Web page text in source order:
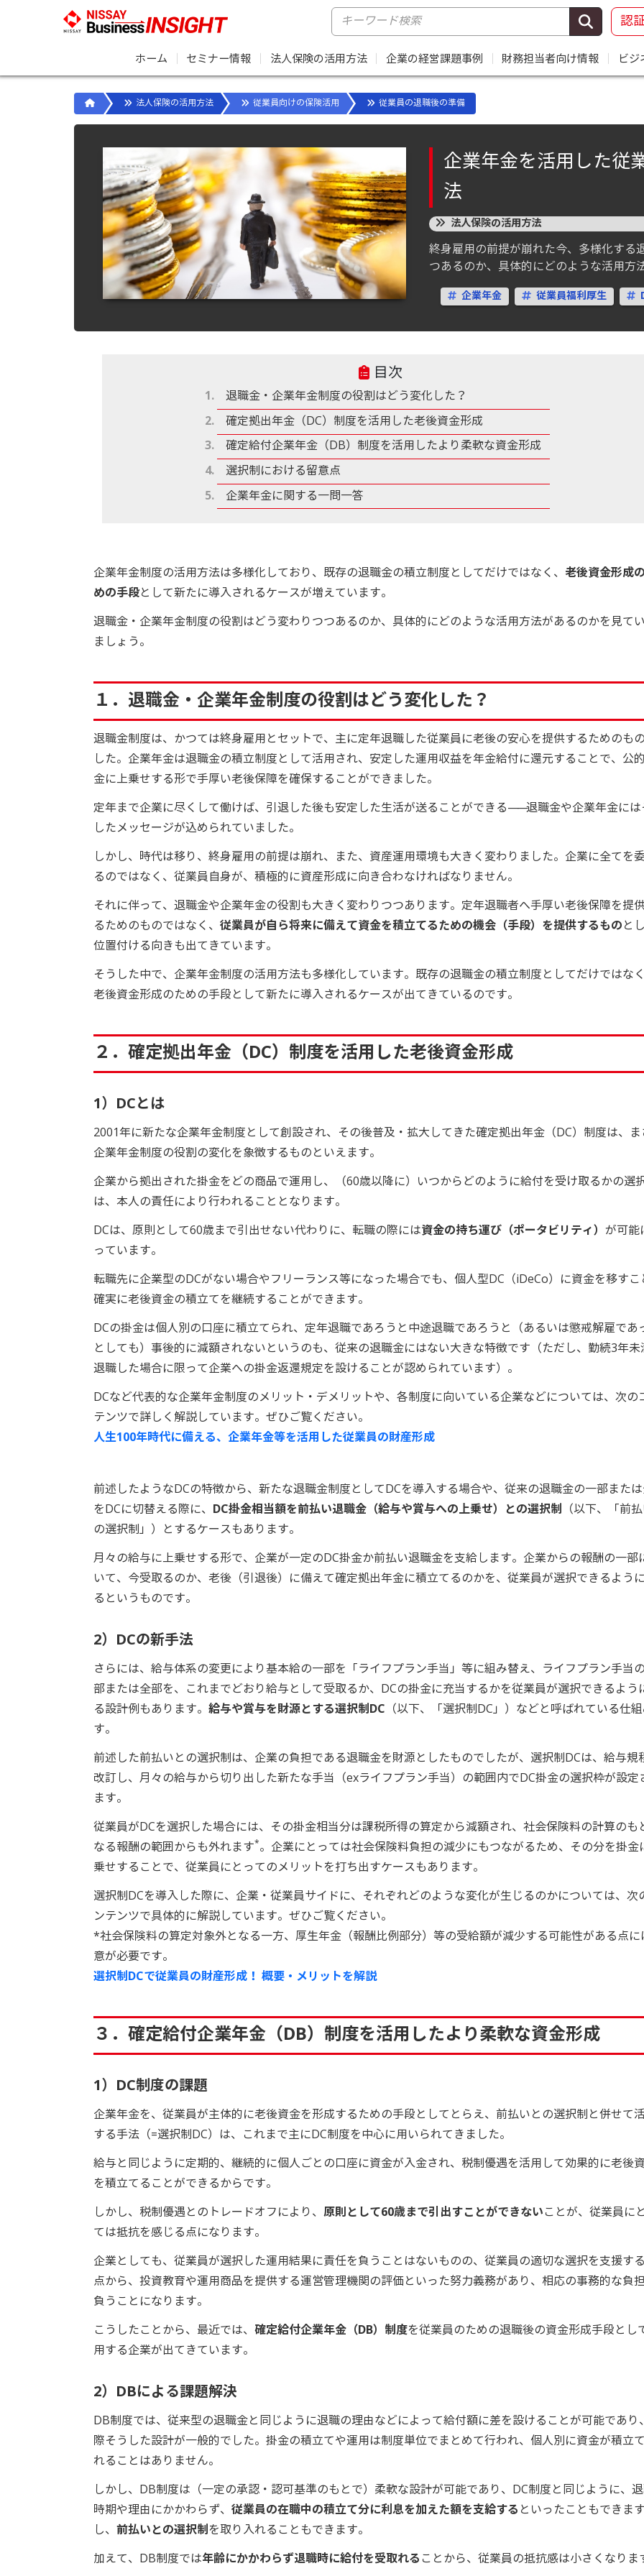
認
ホーム セミナー情報 法人保険の活用方法 企業の経営課題事例 財務担当者向け情報 ビジ
法人保険の活用方法 従業員向けの保険活用 従業員の退職後の準備
企業年金を活用した従
法
法人保険の活用方法
終身雇用の前提が崩れた今、多様化する
つあるのか、具体的にどのような活用方
企業年金 従業員福利厚生
目次
退職金・企業年金制度の役割はどう変化した？
確定拠出年金（DC）制度を活用した老後資金形成
確定給付企業年金（DB）制度を活用したより柔軟な資金形成
選択制における留意点
企業年金に関する一問一答
企業年金制度の活用方法は多様化しており、既存の退職金の積立制度としてだけではなく、 老後資金形成
めの手段として新たに導入されるケースが増えています。
退職金・企業年金制度の役割はどう変わりつつあるのか、具体的にどのような活用方法があるのかを見て
ましょう。
１．退職金・企業年金制度の役割はどう変化した？
退職金制度は、かつては終身雇用とセットで、主に定年退職した従業員に老後の安心を提供するためのも
した。企業年金は退職金の積立制度として活用され、安定した運用収益を年金給付に還元することで、公
金に上乗せする形で手厚い老後保障を確保することができました。
定年まで企業に尽くして働けば、引退した後も安定した生活が送ることができる――退職金や企業年金には
したメッセージが込められていました。
しかし、時代は移り、終身雇用の前提は崩れ、また、資産運用環境も大きく変わりました。企業に全てを
るのではなく、従業員自身が、積極的に資産形成に向き合わなければなりません。
それに伴って、退職金や企業年金の役割も大きく変わりつつあります。定年退職者へ手厚い老後保障を提
るためのものではなく、 従業員が自ら将来に備えて資金を積立てるための機会（手段）を提供するもの と
位置付ける向きも出てきています。
そうした中で、企業年金制度の活用方法も多様化しています。既存の退職金の積立制度としてだけではなく
老後資金形成のための手段として新たに導入されるケースが出てきているのです。
２．確定拠出年金（DC）制度を活用した老後資金形成
1）DCとは
2001年に新たな企業年金制度として創設され、その後普及・拡大してきた確定拠出年金（DC）制度は、ま
企業年金制度の役割の変化を象徴するものといえます。
企業から拠出された掛金をどの商品で運用し、（60歳以降に）いつからどのように給付を受け取るかの選
は、本人の責任により行われることとなります。
DCは、原則として60歳まで引出せない代わりに、転職の際には資金の持ち運び（ポータビリティ） が可能
っています。
転職先に企業型のDCがない場合やフリーランス等になった場合でも、個人型DC（iDeCo）に資金を移すこ
確実に老後資金の積立てを継続することができます。
DCの掛金は個人別の口座に積立てられ、定年退職であろうと中途退職であろうと（あるいは懲戒解雇であ
としても）事後的に減額されないというのも、従来の退職金にはない大きな特徴です（ただし、勤続3年未
退職した場合に限って企業への掛金返還規定を設けることが認められています）。
DCなど代表的な企業年金制度のメリット・デメリットや、各制度に向いている企業などについては、次の
テンツで詳しく解説しています。ぜひご覧ください。
人生100年時代に備える、企業年金等を活用した従業員の財産形成
前述したようなDCの特徴から、新たな退職金制度としてDCを導入する場合や、従来の退職金の一部また
をDCに切替える際に、
DC掛金相当額を前払い退職金（給与や賞与への上乗せ）との選択制
（以下、「前
の選択制」）とするケースもあります。
月々の給与に上乗せする形で、企業が一定のDC掛金か前払い退職金を支給します。企業からの報酬の一部
いて、今受取るのか、老後（引退後）に備えて確定拠出年金に積立てるのかを、従業員が選択できるよう
るというものです。
2）DCの新手法
さらには、給与体系の変更により基本給の一部を「ライフプラン手当」等に組み替え、ライフプラン手当
部または全部を、これまでどおり給与として受取るか、DCの掛金に充当するかを従業員が選択できるよう
る設計例もあります。 給与や賞与を財源とする選択制DC （以下、「選択制DC」）などと呼ばれている仕
す。
前述した前払いとの選択制は、企業の負担である退職金を財源としたものでしたが、選択制DCは、給与規
改訂し、月々の給与から切り出した新たな手当（exライフプラン手当）の範囲内でDC掛金の選択枠が設定
ます。
従業員がDCを選択した場合には、その掛金相当分は課税所得の算定から減額され、社会保険料の計算のも
なる報酬の範囲からも外れます*。企業にとっては社会保険料負担の減少にもつながるため、その分を掛金
乗せすることで、従業員にとってのメリットを打ち出すケースもあります。
選択制DCを導入した際に、企業・従業員サイドに、それぞれどのような変化が生じるのかについては、次
ンテンツで具体的に解説しています。ぜひご覧ください。
*社会保険料の算定対象外となる一方、厚生年金（報酬比例部分）等の受給額が減少する可能性がある点に
意が必要です。
選択制DCで従業員の財産形成！ 概要・メリットを解説
３．確定給付企業年金（DB）制度を活用したより柔軟な資金形成
1）DC制度の課題
企業年金を、従業員が主体的に老後資金を形成するための手段としてとらえ、前払いとの選択制と併せて
する手法（=選択制DC）は、これまで主にDC制度を中心に用いられてきました。
給与と同じように定期的、継続的に個人ごとの口座に資金が入金され、税制優遇を活用して効果的に老後
を積立てることができるからです。
しかし、税制優遇とのトレードオフにより、 原則として60歳まで引出すことができない ことが、従業員に
ては抵抗を感じる点になります。
企業としても、従業員が選択した運用結果に責任を負うことはないものの、従業員の適切な選択を支援す
点から、投資教育や運用商品を提供する運営管理機関の評価といった努力義務があり、相応の事務的な負
負うことになります。
こうしたことから、最近では、 確定給付企業年金（DB）制度を従業員のための退職後の資金形成手段とし
用する企業が出てきています。
2）DBによる課題解決
DB制度では、従来型の退職金と同じように退職の理由などによって給付額に差を設けることが可能であり
際そうした設計が一般的でした。掛金の積立てや運用は制度単位でまとめて行われ、個人別に資金が積立
れることはありません。
しかし、DB制度は（一定の承認・認可基準のもとで）柔軟な設計が可能であり、DC制度と同じように、
時期や理由にかかわらず、 従業員の在職中の積立て分に利息を加えた額を支給する といったこともできます
し、 前払いとの選択制を取り入れることもできます。
加えて、DB制度では年齢にかかわらず退職時に給付を受取れる ことから、従業員の抵抗感は小さくなりま